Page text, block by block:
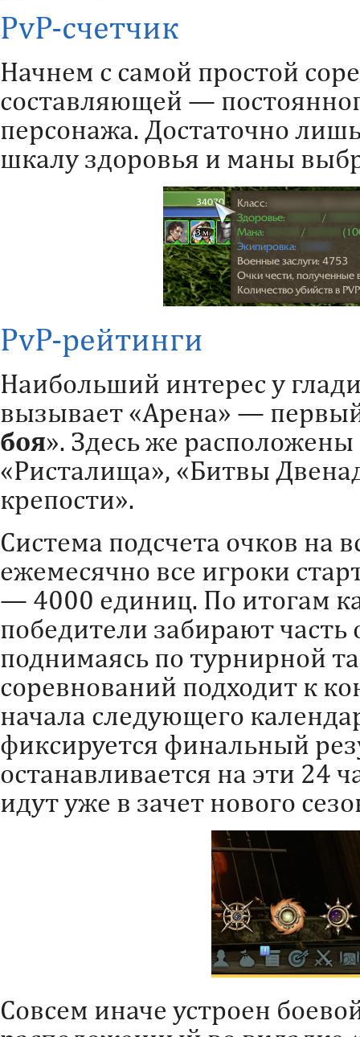
PvP-счетчик
Начнем с самой простой
составляющей —
персонажа. Достаточно
шкалу здоровья и маны
PvP-рейтинги
Наибольший интерес у
вызывает «Арена» —
боя». Здесь же
«Ристалища», «Битвы
крепости».
Система подсчета очков на
ежемесячно все игроки
— 4000 единиц. По итогам
победители забирают
поднимаясь по турнирной
соревнований подходит к
начала следующего
фиксируется финальный
останавливается на эти 24
идут уже в зачет нового
Совсем иначе устроен